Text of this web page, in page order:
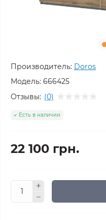
Производитель: Doros
Модель: 666425
Отзывы: (0)
Есть в наличии
22 100 грн.